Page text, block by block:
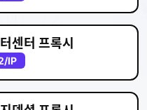
센터 프록시
/IP